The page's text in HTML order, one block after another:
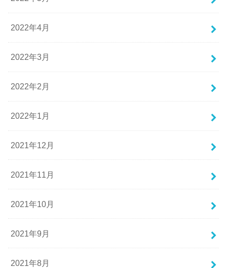
2022年4月
2022年3月
2022年2月
2022年1月
2021年12月
2021年11月
2021年10月
2021年9月
2021年8月